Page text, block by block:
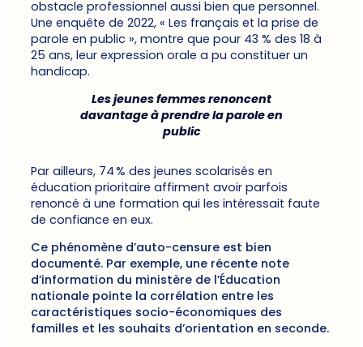
obstacle professionnel aussi bien que personnel.
Une enquête de 2022, « Les français et la prise de
parole en public », montre que pour 43 % des 18 à
25 ans, leur expression orale a pu constituer un
handicap.
Les jeunes femmes renoncent
davantage à prendre la parole en
public
Par ailleurs, 74 % des jeunes scolarisés en
éducation prioritaire affirment avoir parfois
renoncé à une formation qui les intéressait faute
de confiance en eux.
Ce phénomène d’auto-censure est bien
documenté. Par exemple, une récente note
d’information du ministère de l’Éducation
nationale pointe la corrélation entre les
caractéristiques socio-économiques des
familles et les souhaits d’orientation en seconde.